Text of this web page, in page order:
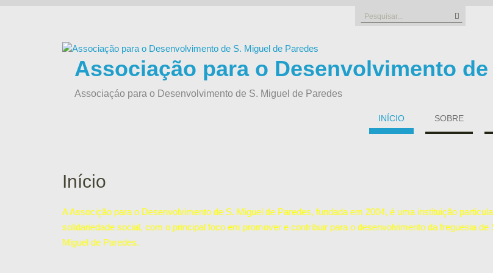
Search
Associação para o Desenvolvimento
Associaçáo para o Desenvolvimento de S. Miguel de Paredes
INÍCIO SOBRE
Início
A Associção para o Desenvolvimento de S. Miguel de Paredes, fundada em 2004, é uma instituição
solidariedade social, com o principal foco em promover e contribuir para o desenvolvimento da freguesia de
Miguel de Paredes.